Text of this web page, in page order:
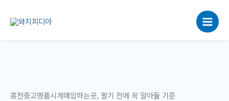
로
홍천중고명품시계매입하는곳, 팔기 전에 꼭 알아둘 기준